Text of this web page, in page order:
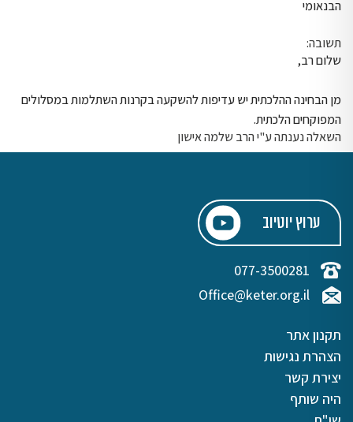
הבנאומי
תשובה:
שלום רב,
מן הבחינה ההלכתית יש עדיפות להשקעה בקרנות השתלמות במסלולים
המפוקחים הלכתית.
השאלה נענתה ע"י הרב שלמה אישון
ערוץ יוטיוב
077-3500281
Office@keter.org.il
תקנון אתר
הצהרת נגישות
יצירת קשר
היה שותף